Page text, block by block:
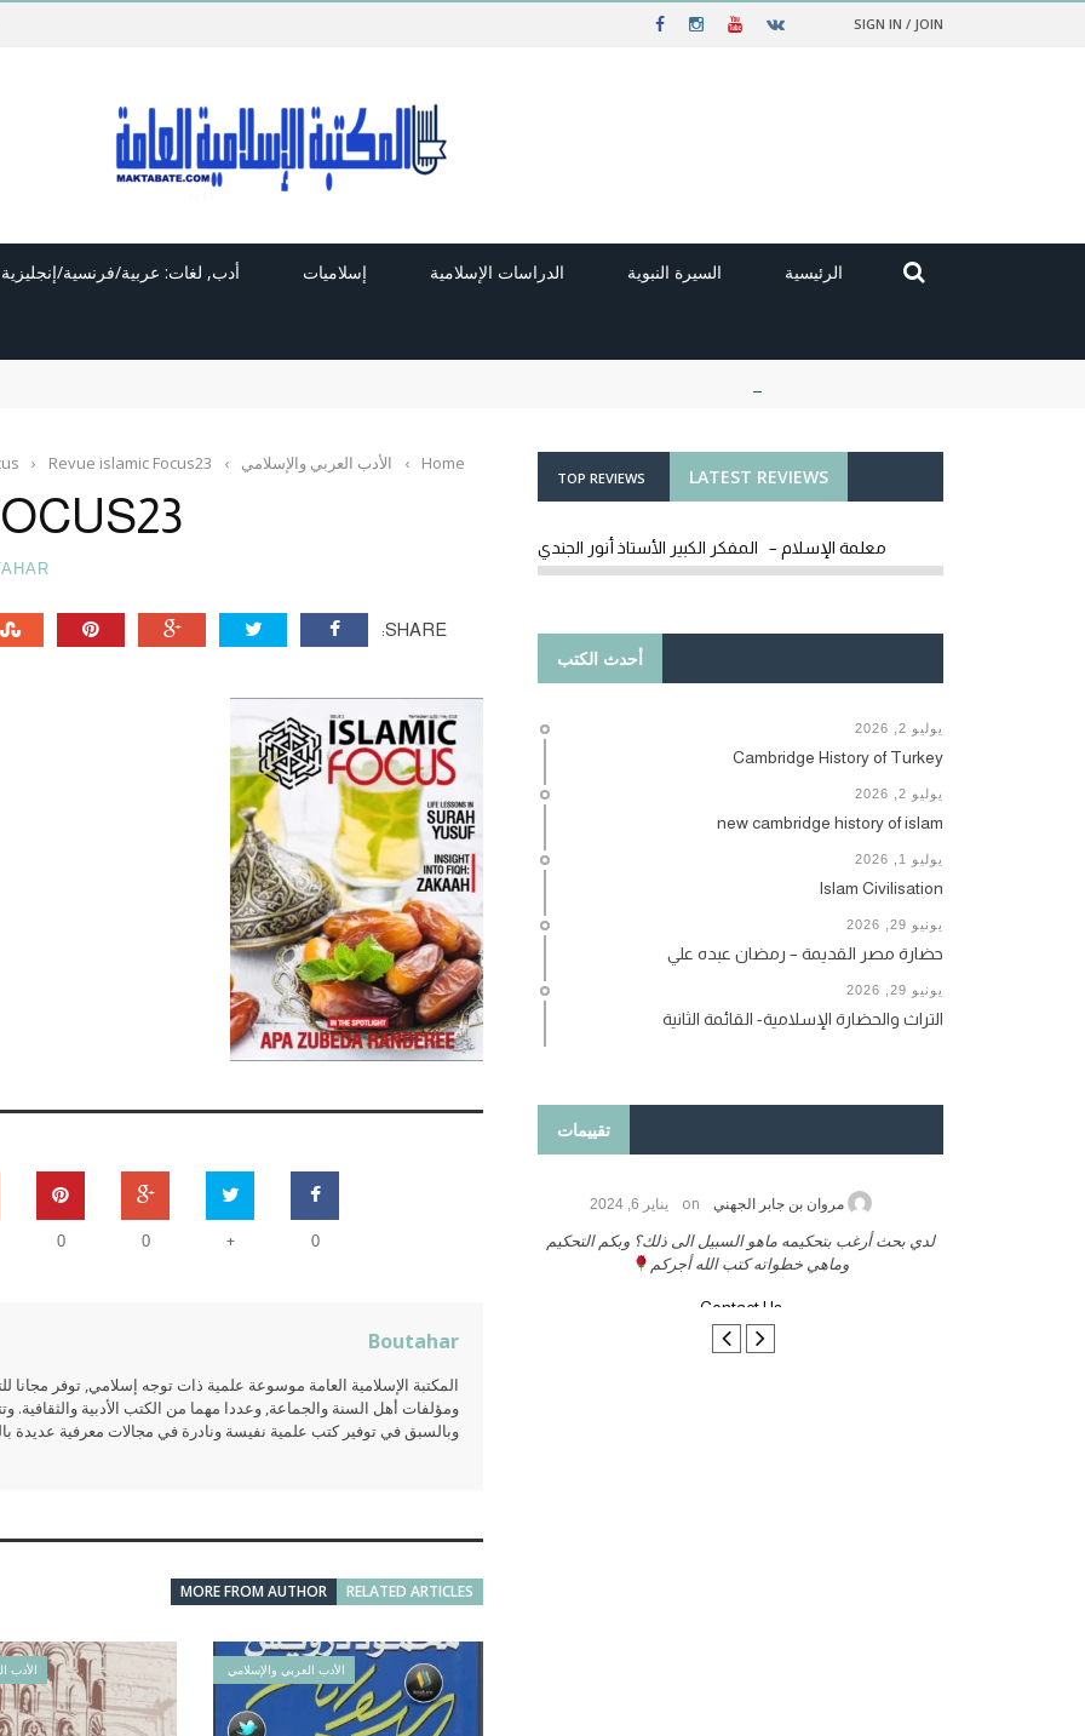
SIGN IN / JOIN
الرئيسية السيرة النبوية الدراسات الإسلامية إسلاميات أدب, لغات: عربية/فرنسية/إنجليزية
Home
› الأدب العربي والإسلامي ›
› Revue islamic Focus23
SHARE:
0
+
0
0
Boutahar
المكتبة الإسلامية العامة موسوعة علمية ذات توجه إسلامي, توفر
ومؤلفات أهل السنة والجماعة, وعددا مهما من الكتب الأدبية والثقافية.
وبالسبق في توفير كتب علمية نفيسة ونادرة في مجالات معرفية عديدة
RELATED ARTICLES
MORE FROM AUTHOR
الأدب الأدب العربي والإسلامي
LATEST REVIEWS
TOP REVIEWS
معلمة الإسلام – المفكر الكبير الأستاذ أنور الجندي
أحدث الكتب
يوليو 2, 2026
Cambridge History of Turkey
يوليو 2, 2026
new cambridge history of islam
يوليو 1, 2026
Islam Civilisation
يونيو 29, 2026
حضارة مصر القديمة – رمضان عبده علي
يونيو 29, 2026
التراث والحضارة الإسلامية- القائمة الثانية
تقييمات
مروان بن جابر الجهني on يناير 6, 2024
لدي بحث أرغب بتحكيمه ماهو السبيل الى ذلك؟ وبكم التحكيم
وماهي خطواته كتب الله أجركم
Contact Us